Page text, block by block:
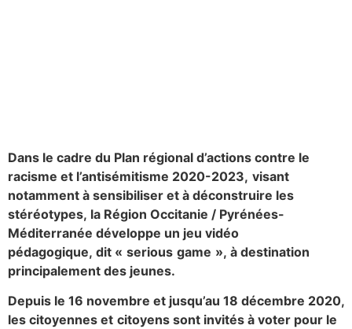
Dans le cadre du Plan régional d’actions contre le
racisme et l’antisémitisme 2020-2023, visant
notamment à sensibiliser et à déconstruire les
stéréotypes, la Région Occitanie / Pyrénées-
Méditerranée développe un jeu vidéo
pédagogique, dit « serious game », à destination
principalement des jeunes.
Depuis le 16 novembre et jusqu’au 18 décembre 2020,
les citoyennes et citoyens sont invités à voter pour le